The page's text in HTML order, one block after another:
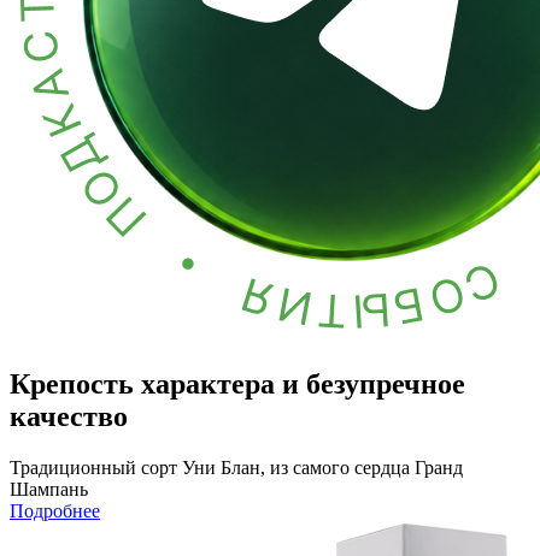
Крепость характера и безупречное
качество
Традиционный сорт Уни Блан, из самого сердца Гранд
Шампань
Подробнее